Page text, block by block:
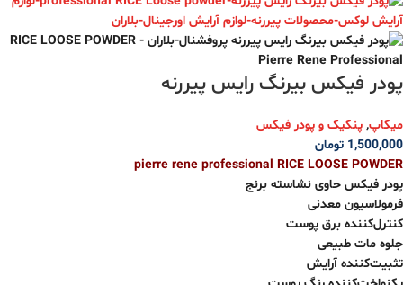
پودر فیکس بیرنگ رایس پیررنه
میکاپ, پنکیک و پودر فیکس
1,500,000 تومان
pierre rene professional RICE LOOSE POWDER
پودر فیکس حاوی نشاسته برنج
فرمولاسیون معدنی
کنترل‌کننده برق پوست
جلوه مات طبیعی
تثبیت‌کننده آرایش